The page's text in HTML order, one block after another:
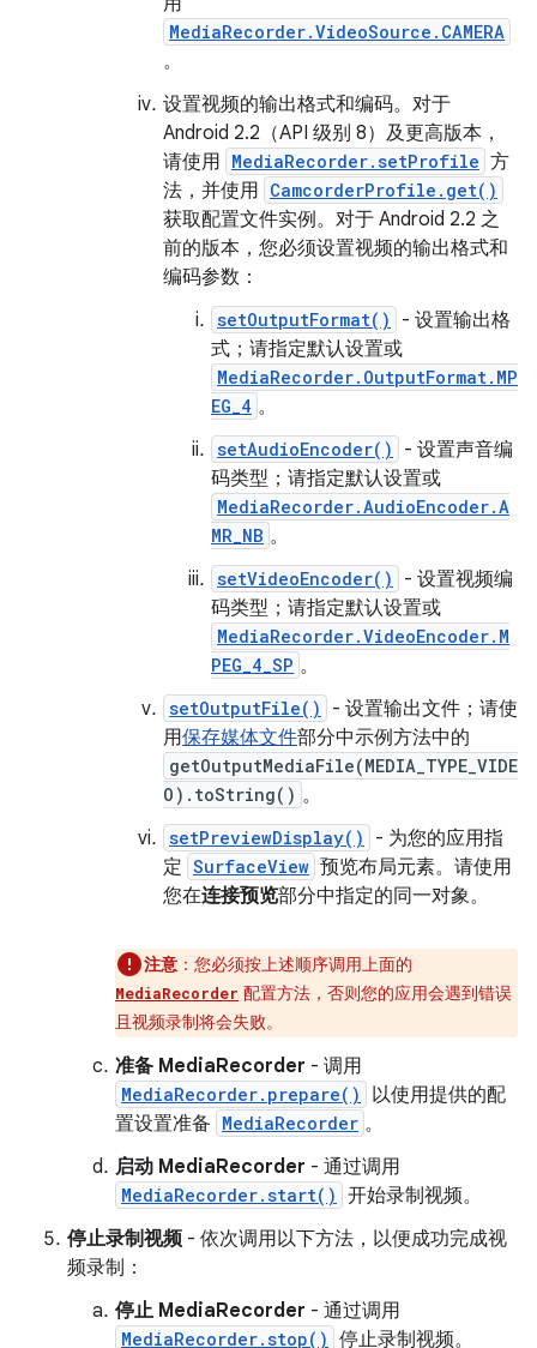
MediaRecorder.VideoSource.CAMERA
。
设置视频的输出格式和编码。对于
Android 2.2（API 级别 8）及更高版本，
请使用 MediaRecorder.setProfile 方
法，并使用 CamcorderProfile.get()
获取配置文件实例。对于 Android 2.2 之
前的版本，您必须设置视频的输出格式和
编码参数：
setOutputFormat()
- 设置输出格
式；请指定默认设置或
MediaRecorder.OutputFormat.MP
EG_4 。
setAudioEncoder()
- 设置声音编
码类型；请指定默认设置或
MediaRecorder.AudioEncoder.A
MR_NB 。
setVideoEncoder()
- 设置视频编
码类型；请指定默认设置或
MediaRecorder.VideoEncoder.M
PEG_4_SP 。
setOutputFile()
- 设置输出文件；请使
用保存媒体文件部分中示例方法中的
getOutputMediaFile(MEDIA_TYPE_VIDE
O).toString() 。
setPreviewDisplay()
- 为您的应用指
定 SurfaceView 预览布局元素。请使用
您在连接预览部分中指定的同一对象。
注意 ：您必须按上述顺序调用上面的
MediaRecorder 配置方法，否则您的应用会遇到错误
且视频录制将会失败。
准备 MediaRecorder - 调用
MediaRecorder.prepare()
以使用提供的配
置设置准备 MediaRecorder 。
启动 MediaRecorder - 通过调用
MediaRecorder.start() 开始录制视频。
停止录制视频 - 依次调用以下方法，以便成功完成视
频录制：
停止 MediaRecorder - 通过调用
MediaRecorder.stop() 停止录制视频。